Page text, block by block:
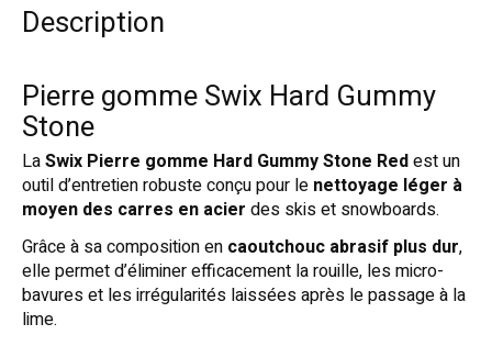
Description
Pierre gomme Swix Hard Gummy
Stone
LaSwix Pierre gomme Hard Gummy Stone Redest un
outil d’entretien robuste conçu pour le nettoyage léger à
moyen des carres en acier des skis et snowboards.
Grâce à sa composition en caoutchouc abrasif plus dur,
elle permet d’éliminer efficacement la rouille, les micro-
bavures et les irrégularités laissées après le passage à la
lime.